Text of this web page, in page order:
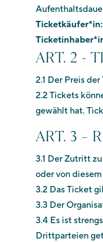
Ticketkäufer*in:
ART. 2 -
2.1 Der Preis
2.2 Tickets
gewählt hat.
ART. 3 –
3.1 Der Zutritt
oder von
3.2 Das Ticket
3.3 Der
3.4 Es ist
Drittparteien